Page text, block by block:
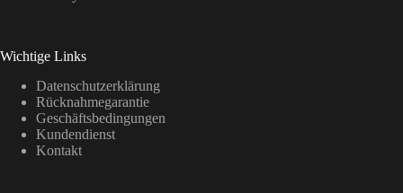
Wichtige Links
Datenschutzerklärung
Rücknahmegarantie
Geschäftsbedingungen
Kundendienst
Kontakt